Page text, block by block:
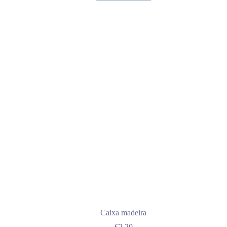
Caixa madeira